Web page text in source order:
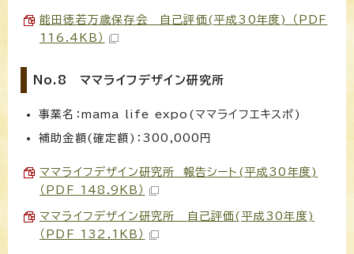
能田徳若万歳保存会 自己評価(平成30年度) （PDF
116.4KB）
No.8 ママライフデザイン研究所
事業名：mama life expo(ママライフエキスポ)
補助金額(確定額)：300,000円
ママライフデザイン研究所 報告シート(平成30年度)
（PDF 148.9KB）
ママライフデザイン研究所 自己評価(平成30年度)
（PDF 132.1KB）